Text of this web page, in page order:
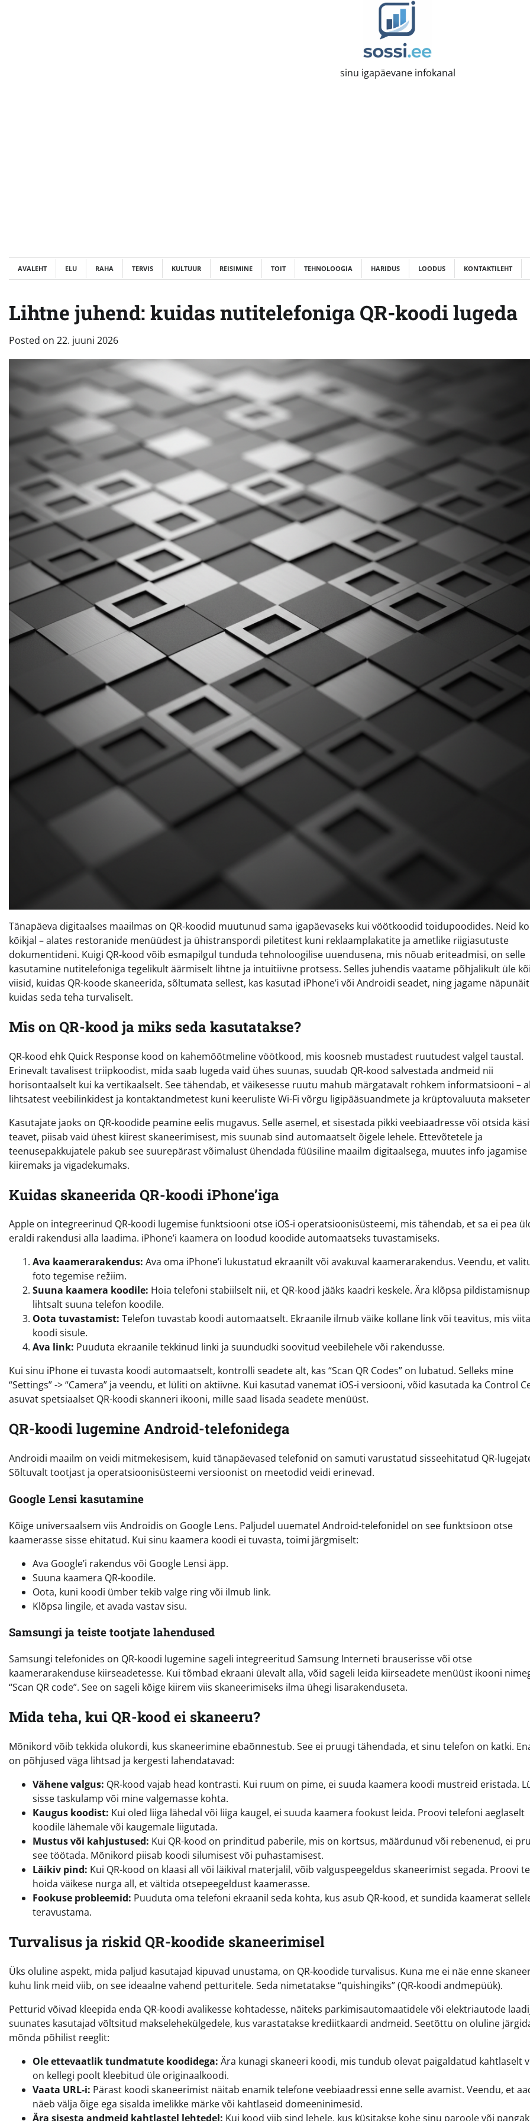
sinu igapäevane infokanal
AVALEHT ELU RAHA TERVIS KULTUUR REISIMINE TOIT TEHNOLOOGIA HARIDUS LOODUS KONTAKTILEHT
Lihtne juhend: kuidas nutitelefoniga QR-koodi lugeda
Posted on 22. juuni 2026
Tänapäeva digitaalses maailmas on QR-koodid muutunud sama igapäevaseks kui vöötkoodid toidupoodides. Neid
kõikjal – alates restoranide menüüdest ja ühistranspordi piletitest kuni reklaamplakatite ja ametlike riigiasutuste
dokumentideni. Kuigi QR-kood võib esmapilgul tunduda tehnoloogilise uuendusena, mis nõuab eriteadmisi, on selle
kasutamine nutitelefoniga tegelikult äärmiselt lihtne ja intuitiivne protsess. Selles juhendis vaatame põhjalikult üle
viisid, kuidas QR-koode skaneerida, sõltumata sellest, kas kasutad iPhone’i või Androidi seadet, ning jagame
kuidas seda teha turvaliselt.
Mis on QR-kood ja miks seda kasutatakse?
QR-kood ehk Quick Response kood on kahemõõtmeline vöötkood, mis koosneb mustadest ruutudest valgel taustal.
Erinevalt tavalisest triipkoodist, mida saab lugeda vaid ühes suunas, suudab QR-kood salvestada andmeid nii
horisontaalselt kui ka vertikaalselt. See tähendab, et väikesesse ruutu mahub märgatavalt rohkem informatsiooni –
lihtsatest veebilinkidest ja kontaktandmetest kuni keeruliste Wi-Fi võrgu ligipääsuandmete ja krüptovaluuta
Kasutajate jaoks on QR-koodide peamine eelis mugavus. Selle asemel, et sisestada pikki veebiaadresse või otsida
teavet, piisab vaid ühest kiirest skaneerimisest, mis suunab sind automaatselt õigele lehele. Ettevõtetele ja
teenusepakkujatele pakub see suurepärast võimalust ühendada füüsiline maailm digitaalsega, muutes info jagamise
kiiremaks ja vigadekumaks.
Kuidas skaneerida QR-koodi iPhone’iga
Apple on integreerinud QR-koodi lugemise funktsiooni otse iOS-i operatsioonisüsteemi, mis tähendab, et sa ei pea
eraldi rakendusi alla laadima. iPhone’i kaamera on loodud koodide automaatseks tuvastamiseks.
Ava kaamerarakendus: Ava oma iPhone’i lukustatud ekraanilt või avakuval kaamerarakendus. Veendu, et
foto tegemise režiim.
Suuna kaamera koodile: Hoia telefoni stabiilselt nii, et QR-kood jääks kaadri keskele. Ära klõpsa
lihtsalt suuna telefon koodile.
Oota tuvastamist: Telefon tuvastab koodi automaatselt. Ekraanile ilmub väike kollane link või teavitus, mis
koodi sisule.
Ava link: Puuduta ekraanile tekkinud linki ja suundudki soovitud veebilehele või rakendusse.
Kui sinu iPhone ei tuvasta koodi automaatselt, kontrolli seadete alt, kas “Scan QR Codes” on lubatud. Selleks mine
“Settings” -> “Camera” ja veendu, et lüliti on aktiivne. Kui kasutad vanemat iOS-i versiooni, võid kasutada ka Control
asuvat spetsiaalset QR-koodi skanneri ikooni, mille saad lisada seadete menüüst.
QR-koodi lugemine Android-telefonidega
Androidi maailm on veidi mitmekesisem, kuid tänapäevased telefonid on samuti varustatud sisseehitatud QR-
Sõltuvalt tootjast ja operatsioonisüsteemi versioonist on meetodid veidi erinevad.
Google Lensi kasutamine
Kõige universaalsem viis Androidis on Google Lens. Paljudel uuematel Android-telefonidel on see funktsioon otse
kaamerasse sisse ehitatud. Kui sinu kaamera koodi ei tuvasta, toimi järgmiselt:
Ava Google’i rakendus või Google Lensi äpp.
Suuna kaamera QR-koodile.
Oota, kuni koodi ümber tekib valge ring või ilmub link.
Klõpsa lingile, et avada vastav sisu.
Samsungi ja teiste tootjate lahendused
Samsungi telefonides on QR-koodi lugemine sageli integreeritud Samsung Interneti brauserisse või otse
kaamerarakenduse kiirseadetesse. Kui tõmbad ekraani ülevalt alla, võid sageli leida kiirseadete menüüst ikooni
“Scan QR code”. See on sageli kõige kiirem viis skaneerimiseks ilma ühegi lisarakenduseta.
Mida teha, kui QR-kood ei skaneeru?
Mõnikord võib tekkida olukordi, kus skaneerimine ebaõnnestub. See ei pruugi tähendada, et sinu telefon on katki.
on põhjused väga lihtsad ja kergesti lahendatavad:
Vähene valgus: QR-kood vajab head kontrasti. Kui ruum on pime, ei suuda kaamera koodi mustreid eristada.
sisse taskulamp või mine valgemasse kohta.
Kaugus koodist: Kui oled liiga lähedal või liiga kaugel, ei suuda kaamera fookust leida. Proovi telefoni aeglaselt
koodile lähemale või kaugemale liigutada.
Mustus või kahjustused: Kui QR-kood on prinditud paberile, mis on kortsus, määrdunud või rebenenud, ei
see töötada. Mõnikord piisab koodi silumisest või puhastamisest.
Läikiv pind: Kui QR-kood on klaasi all või läikival materjalil, võib valguspeegeldus skaneerimist segada. Proovi
hoida väikese nurga all, et vältida otsepeegeldust kaamerasse.
Fookuse probleemid: Puuduta oma telefoni ekraanil seda kohta, kus asub QR-kood, et sundida kaamerat
teravustama.
Turvalisus ja riskid QR-koodide skaneerimisel
Üks oluline aspekt, mida paljud kasutajad kipuvad unustama, on QR-koodide turvalisus. Kuna me ei näe enne
kuhu link meid viib, on see ideaalne vahend petturitele. Seda nimetatakse “quishingiks” (QR-koodi andmepüük).
Petturid võivad kleepida enda QR-koodi avalikesse kohtadesse, näiteks parkimisautomaatidele või elektriautode
suunates kasutajad võltsitud makselehekülgedele, kus varastatakse krediitkaardi andmeid. Seetõttu on oluline
mõnda põhilist reeglit:
Ole ettevaatlik tundmatute koodidega: Ära kunagi skaneeri koodi, mis tundub olevat paigaldatud kahtlaselt
on kellegi poolt kleebitud üle originaalkoodi.
Vaata URL-i: Pärast koodi skaneerimist näitab enamik telefone veebiaadressi enne selle avamist. Veendu, et
näeb välja õige ega sisalda imelikke märke või kahtlaseid domeeninimesid.
Ära sisesta andmeid kahtlastel lehtedel: Kui kood viib sind lehele, kus küsitakse kohe sinu paroole või